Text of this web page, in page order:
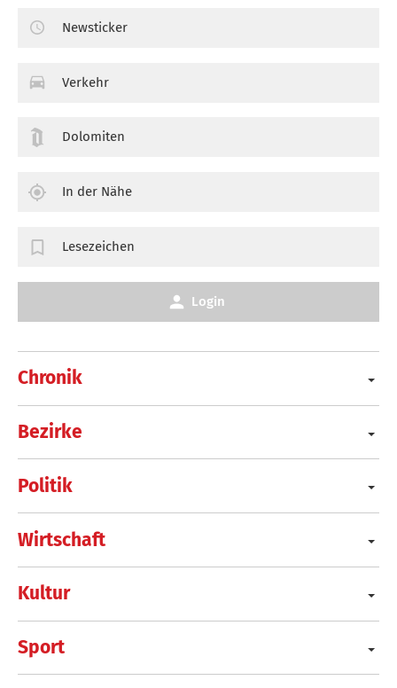
Chronik
Bezirke
Politik
Wirtschaft
Kultur
Sport
Newsticker
Verkehr
Dolomiten
In der Nähe
Lesezeichen
Login